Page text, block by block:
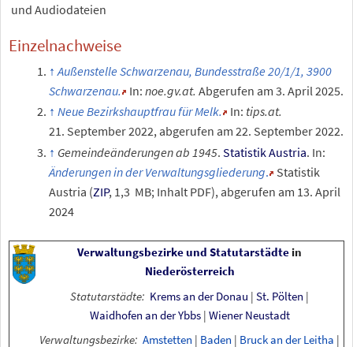
und Audiodateien
Einzelnachweise
Außenstelle Schwarzenau, Bundesstraße 20/1/1, 3900
Schwarzenau.
In: noe.gv.at. Abgerufen am 3. April 2025.
Neue Bezirkshauptfrau für Melk.
In: tips.at.
21. September 2022, abgerufen am 22. September 2022.
Gemeindeänderungen ab 1945.Statistik Austria. In:
Änderungen in der Verwaltungsgliederung. Statistik
Austria (ZIP, 1,3 MB; Inhalt PDF), abgerufen am 13. April
2024
Verwaltungsbezirke und Statutarstädtein
Niederösterreich
Statutarstädte: Krems an der Donau | St. Pölten |
Waidhofen an der Ybbs | Wiener Neustadt
Verwaltungsbezirke: Amstetten | Baden | Bruck an der Leitha |